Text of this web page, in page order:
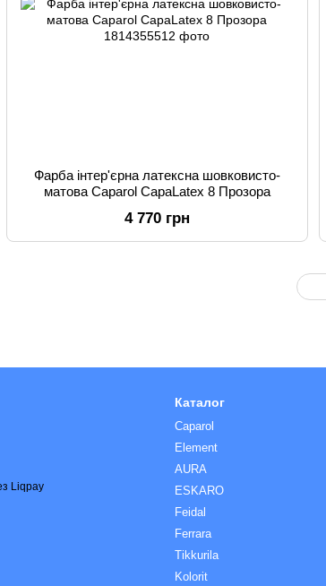
Фарба інтер'єрна латексна шовковисто-
матова Caparol CapaLatex 8 Прозора
4 770 грн
Каталог
Caparol
Element
AURA
ESKARO
Feidal
Ferrara
Tikkurila
Kolorit